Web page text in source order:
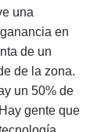
una
en
de un
de la zona.
un 50% de
gente que